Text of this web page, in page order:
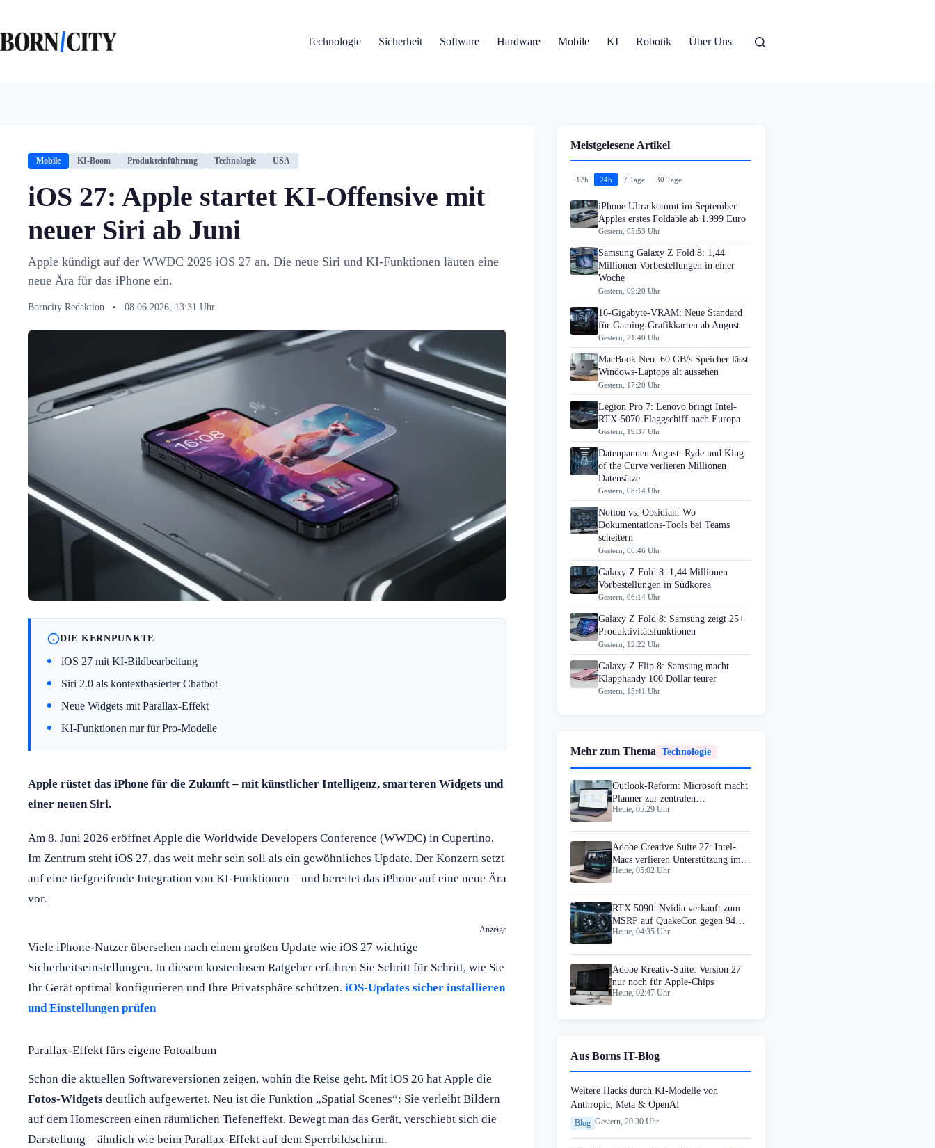
springen
Technologie
Sicherheit Software Hardware Mobile KI Robotik Über Uns
Mobile KI-Boom Produkteinführung Technologie USA
iOS 27: Apple startet KI-Offensive mit
neuer Siri ab Juni
Apple kündigt auf der WWDC 2026 iOS 27 an. Die neue Siri und KI-Funktionen läuten eine
neue Ära für das iPhone ein.
Borncity Redaktion • 08.06.2026, 13:31 Uhr
DIE KERNPUNKTE
iOS 27 mit KI-Bildbearbeitung
Siri 2.0 als kontextbasierter Chatbot
Neue Widgets mit Parallax-Effekt
KI-Funktionen nur für Pro-Modelle
Apple rüstet das iPhone für die Zukunft – mit künstlicher Intelligenz, smarteren Widgets und
einer neuen Siri.
Am 8. Juni 2026 eröffnet Apple die Worldwide Developers Conference (WWDC) in Cupertino.
Im Zentrum steht iOS 27, das weit mehr sein soll als ein gewöhnliches Update. Der Konzern setzt
auf eine tiefgreifende Integration von KI-Funktionen – und bereitet das iPhone auf eine neue Ära
vor.
Anzeige
Viele iPhone-Nutzer übersehen nach einem großen Update wie iOS 27 wichtige
Sicherheitseinstellungen. In diesem kostenlosen Ratgeber erfahren Sie Schritt für Schritt, wie Sie
Ihr Gerät optimal konfigurieren und Ihre Privatsphäre schützen. iOS-Updates sicher installieren
und Einstellungen prüfen
Parallax-Effekt fürs eigene Fotoalbum
Schon die aktuellen Softwareversionen zeigen, wohin die Reise geht. Mit iOS 26 hat Apple die
Fotos-Widgets deutlich aufgewertet. Neu ist die Funktion „Spatial Scenes“: Sie verleiht Bildern
auf dem Homescreen einen räumlichen Tiefeneffekt. Bewegt man das Gerät, verschiebt sich die
Darstellung – ähnlich wie beim Parallax-Effekt auf dem Sperrbildschirm.
Meistgelesene Artikel
12h 24h 7 Tage 30 Tage
iPhone Ultra kommt im September:
Apples erstes Foldable ab 1.999 Euro
Gestern, 05:53 Uhr
Samsung Galaxy Z Fold 8: 1,44
Millionen Vorbestellungen in einer
Woche
Gestern, 09:20 Uhr
16-Gigabyte-VRAM: Neue Standard
für Gaming-Grafikkarten ab August
Gestern, 21:40 Uhr
MacBook Neo: 60 GB/s Speicher lässt
Windows-Laptops alt aussehen
Gestern, 17:20 Uhr
Legion Pro 7: Lenovo bringt Intel-
RTX-5070-Flaggschiff nach Europa
Gestern, 19:37 Uhr
Datenpannen August: Ryde und King
of the Curve verlieren Millionen
Datensätze
Gestern, 08:14 Uhr
Notion vs. Obsidian: Wo
Dokumentations-Tools bei Teams
scheitern
Gestern, 06:46 Uhr
Galaxy Z Fold 8: 1,44 Millionen
Vorbestellungen in Südkorea
Gestern, 06:14 Uhr
Galaxy Z Fold 8: Samsung zeigt 25+
Produktivitätsfunktionen
Gestern, 12:22 Uhr
Galaxy Z Flip 8: Samsung macht
Klapphandy 100 Dollar teurer
Gestern, 15:41 Uhr
Mehr zum Thema Technologie
Outlook-Reform: Microsoft macht
Planner zur zentralen
Aufgabenverwaltung
Heute, 05:29 Uhr
Adobe Creative Suite 27: Intel-
Macs verlieren Unterstützung im
Herbst
Heute, 05:02 Uhr
RTX 5090: Nvidia verkauft zum
MSRP auf QuakeCon gegen 94%
Aufschlag
Heute, 04:35 Uhr
Adobe Kreativ-Suite: Version 27
nur noch für Apple-Chips
Heute, 02:47 Uhr
Aus Borns IT-Blog
Weitere Hacks durch KI-Modelle von
Anthropic, Meta & OpenAI
Blog Gestern, 20:30 Uhr